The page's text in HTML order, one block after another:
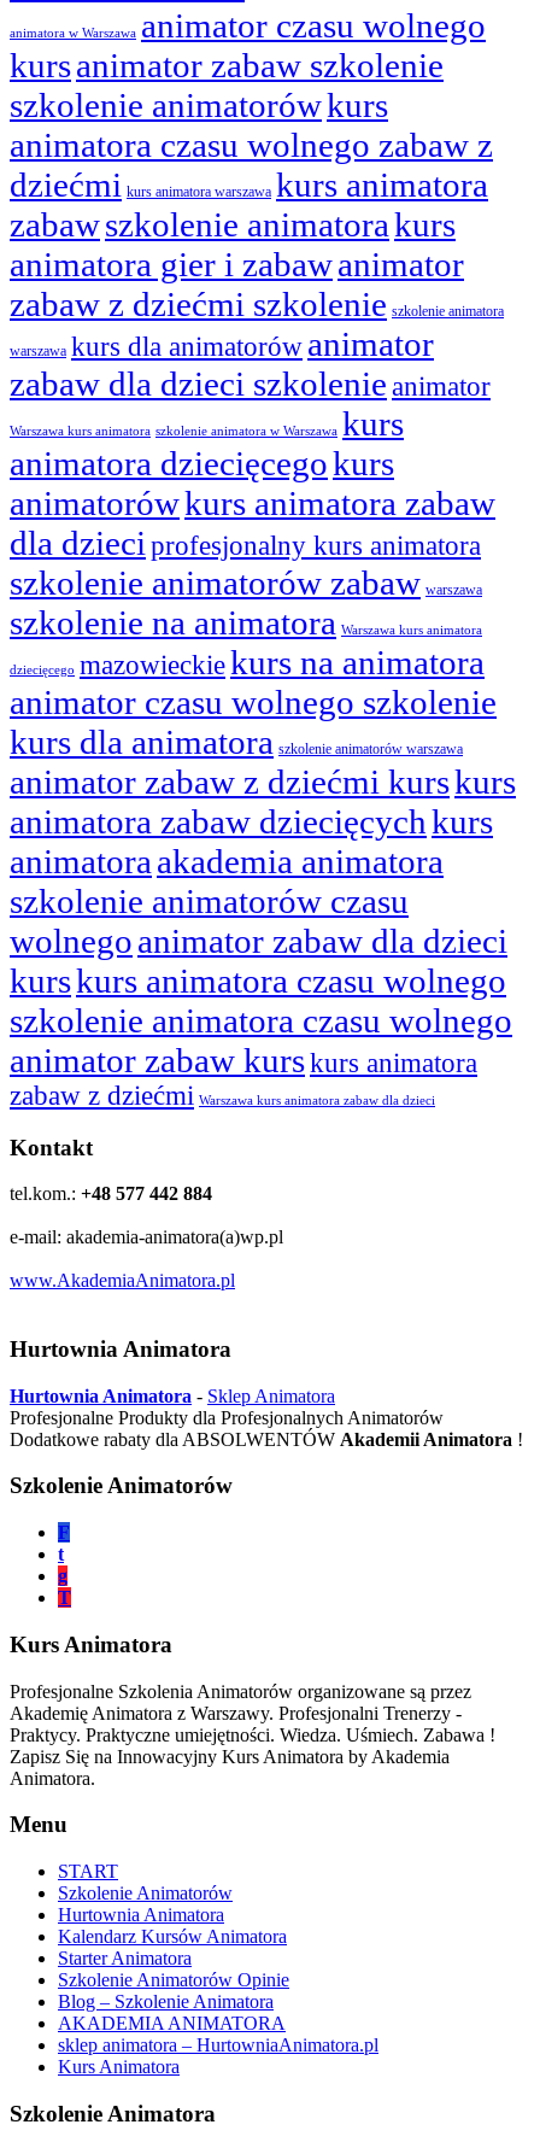
animatora w Warszawa animator czasu wolnego
kursanimator zabaw szkolenie
szkolenie animatorówkurs
animatora czasu wolnego zabaw z
dziećmi kurs animatora warszawa kurs animatora
zabawszkolenie animatorakurs
animatora gier i zabawanimator
zabaw z dziećmi szkolenie szkolenie animatora
warszawa kurs dla animatorów animator
zabaw dla dzieci szkolenie animator
Warszawa kurs animatora szkolenie animatora w Warszawa kurs
animatora dziecięcegokurs
animatorówkurs animatora zabaw
dla dzieci profesjonalny kurs animatora
szkolenie animatorów zabaw warszawa
szkolenie na animatora Warszawa kurs animatora
dziecięcego mazowieckiekurs na animatora
animator czasu wolnego szkolenie
kurs dla animatora szkolenie animatorów warszawa
animator zabaw z dziećmi kurskurs
animatora zabaw dziecięcychkurs
animatora akademia animatora
szkolenie animatorów czasu
wolnegoanimator zabaw dla dzieci
kurskurs animatora czasu wolnego
szkolenie animatora czasu wolnego
animator zabaw kurskurs animatora
zabaw z dziećmi Warszawa kurs animatora zabaw dla dzieci
Kontakt
tel.kom.: +48 577 442 884
e-mail: akademia-animatora(a)wp.pl
www.AkademiaAnimatora.pl
Hurtownia Animatora
Hurtownia Animatora - Sklep Animatora
Profesjonalne Produkty dla Profesjonalnych Animatorów
Dodatkowe rabaty dla ABSOLWENTÓW Akademii Animatora !
Szkolenie Animatorów
F
t
g
T
Kurs Animatora
Profesjonalne Szkolenia Animatorów organizowane są przez
Akademię Animatora z Warszawy. Profesjonalni Trenerzy -
Praktycy. Praktyczne umiejętności. Wiedza. Uśmiech. Zabawa !
Zapisz Się na Innowacyjny Kurs Animatora by Akademia
Animatora.
Menu
START
Szkolenie Animatorów
Hurtownia Animatora
Kalendarz Kursów Animatora
Starter Animatora
Szkolenie Animatorów Opinie
Blog – Szkolenie Animatora
AKADEMIA ANIMATORA
sklep animatora – HurtowniaAnimatora.pl
Kurs Animatora
Szkolenie Animatora